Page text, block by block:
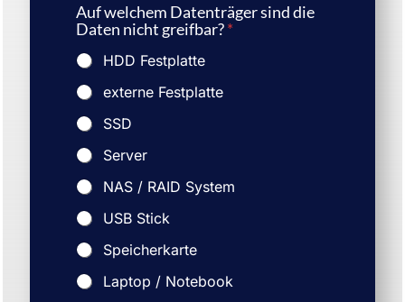
Auf welchem Datenträger sind die
Daten nicht greifbar?*
HDD Festplatte
externe Festplatte
SSD
Server
NAS / RAID System
USB Stick
Speicherkarte
Laptop / Notebook